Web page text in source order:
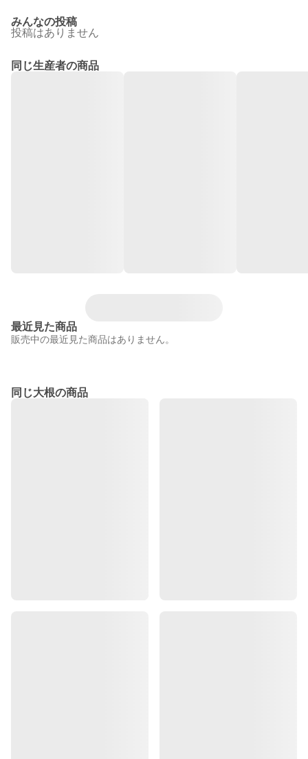
みんなの投稿
投稿はありません
同じ生産者の商品
最近見た商品
販売中の最近見た商品はありません。
同じ大根の商品